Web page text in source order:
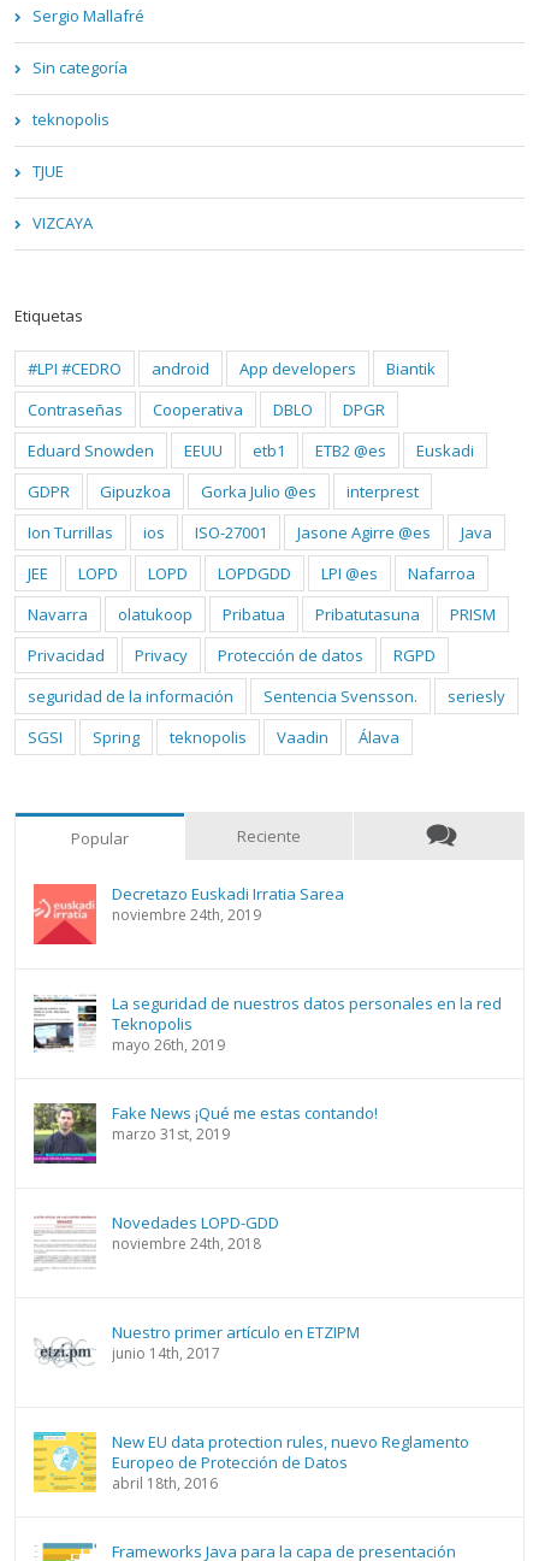
Sergio Mallafré
Sin categoría
teknopolis
TJUE
VIZCAYA
Etiquetas
#LPI #CEDRO android App developers
Biantik
Contraseñas
Cooperativa DBLO
DPGR
Eduard Snowden
EEUU etb1 ETB2 @es
Euskadi
GDPR
Gipuzkoa Gorka Julio @es
interprest
Ion Turrillas
ios ISO-27001 Jasone Agirre @es
Java
JEE
LOPD LOPD LOPDGDD LPI @es
Nafarroa
Navarra
olatukoop Pribatua Pribatutasuna
PRISM
Privacidad
Privacy Protección de datos
RGPD
seguridad de la información
Sentencia Svensson.
seriesly
SGSI
Spring teknopolis Vaadin Álava
Popular Reciente
Decretazo Euskadi Irratia Sarea
noviembre 24th, 2019
La seguridad de nuestros datos personales en la red
Teknopolis
mayo 26th, 2019
Fake News ¡Qué me estas contando!
marzo 31st, 2019
Novedades LOPD-GDD
noviembre 24th, 2018
Nuestro primer artículo en ETZIPM
junio 14th, 2017
New EU data protection rules, nuevo Reglamento
Europeo de Protección de Datos
abril 18th, 2016
Frameworks Java para la capa de presentación